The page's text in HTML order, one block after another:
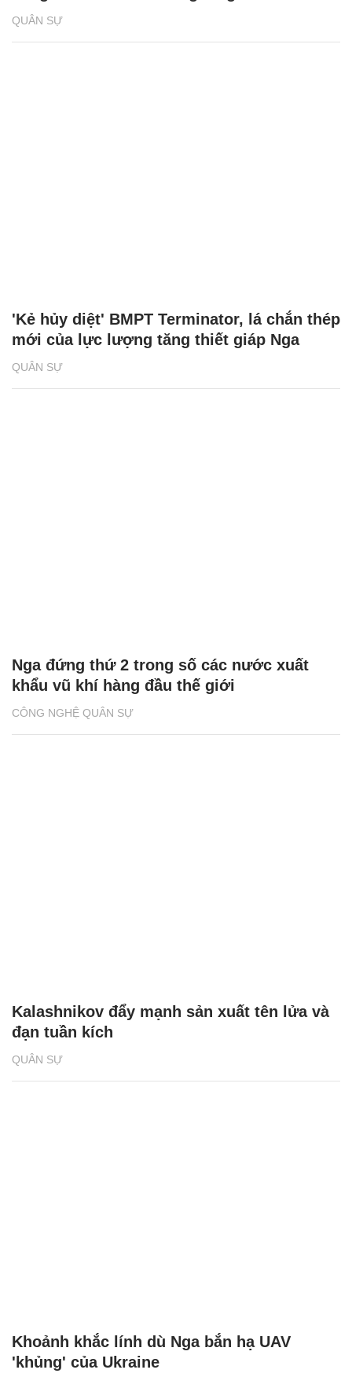
QUÂN SỰ
QUÂN SỰ
'Kẻ hủy diệt' BMPT Terminator, lá chắn thép
mới của lực lượng tăng thiết giáp Nga
CÔNG NGHỆ QUÂN SỰ
Nga đứng thứ 2 trong số các nước xuất
khẩu vũ khí hàng đầu thế giới
QUÂN SỰ
Kalashnikov đẩy mạnh sản xuất tên lửa và
đạn tuần kích
Khoảnh khắc lính dù Nga bắn hạ UAV
'khủng' của Ukraine